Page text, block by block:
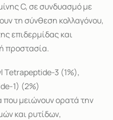
C, σε συνδυασμό με
τη σύνθεση κολλαγόνου,
επιδερμίδας και
προστασία.
Tetrapeptide-3 (1%),
1) (2%)
που μειώνουν ορατά την
και ρυτίδων,